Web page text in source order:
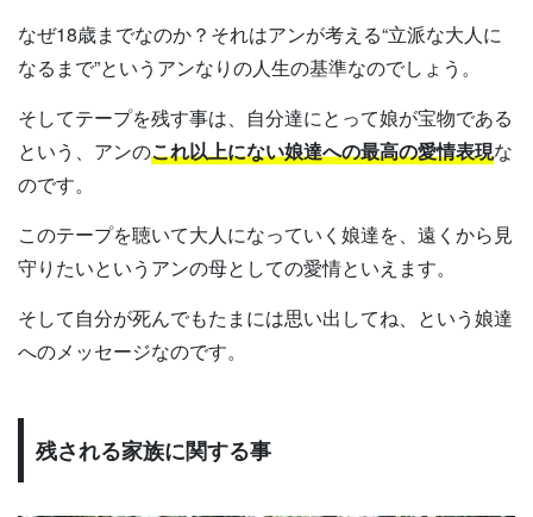
なぜ18歳までなのか？それはアンが考える“立派な大人に
なるまで”というアンなりの人生の基準なのでしょう。
そしてテープを残す事は、自分達にとって娘が宝物である
という、アンのこれ以上にない娘達への最高の愛情表現な
のです。
このテープを聴いて大人になっていく娘達を、遠くから見
守りたいというアンの母としての愛情といえます。
そして自分が死んでもたまには思い出してね、という娘達
へのメッセージなのです。
残される家族に関する事